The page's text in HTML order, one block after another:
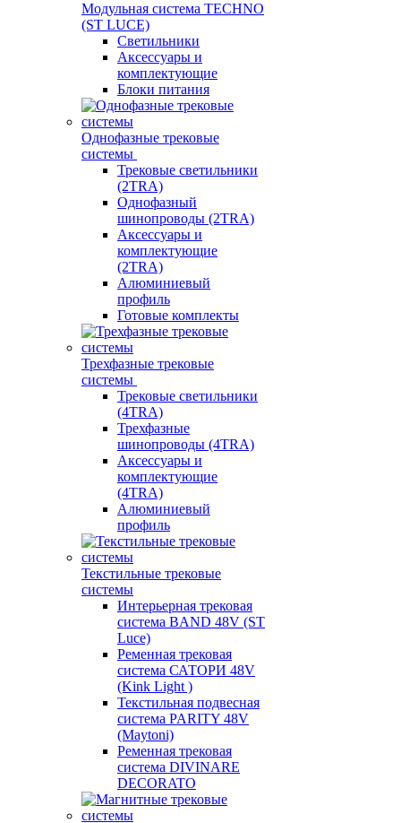
Модульная система TECHNO
(ST LUCE)
Светильники
Аксессуары и
комплектующие
Блоки питания
Однофазные трековые
системы
Трековые светильники
(2TRA)
Однофазный
шинопроводы (2TRA)
Аксессуары и
комплектующие
(2TRA)
Алюминиевый
профиль
Готовые комплекты
Трехфазные трековые
системы
Трековые светильники
(4TRA)
Трехфазные
шинопроводы (4TRA)
Аксессуары и
комплектующие
(4TRA)
Алюминиевый
профиль
Текстильные трековые
системы
Интерьерная трековая
система BAND 48V (ST
Luce)
Ременная трековая
система САТОРИ 48V
(Kink Light )
Текстильная подвесная
система PARITY 48V
(Maytoni)
Ременная трековая
система DIVINARE
DECORATO